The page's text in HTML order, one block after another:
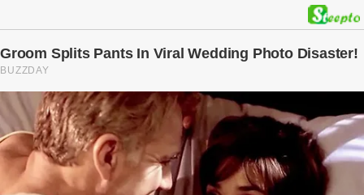
kế hoạch được chuẩn bị kỹ lưỡng để người đàn ông phản bội ấy
phải trả giá … Hà Nội, mùa thu năm 2018, cái lạnh len lỏi qua từng
khe cửa gỗ cũ kỹ. Trong một căn biệt thự sang trọng ở phố Tây Hồ,
Ngọc Anh ngồi lặng lẽ trên ghế sofa, tay đặt lên bụng – nơi hai sinh
phải sống trong sợ hãi khi mang thai, đặc biệt là sợ… chính chồng
mình. Trí – người chồng mà cô từng yêu đến mù quáng, đã không
còn là người đàn ông của ngày đầu. Thành đạt, quyền lực, nhưng
cũng dối trá và lạnh lùng. Gần đây, anh hay về muộn, thậm chí có
đêm không về. Và rồi, trong một bữa cơm tối vắng lặng, Trí ném